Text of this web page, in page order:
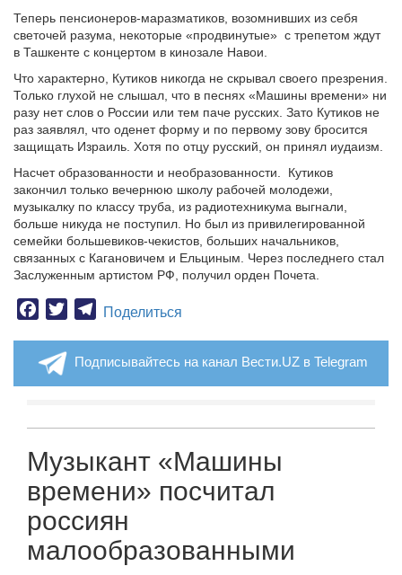
Теперь пенсионеров-маразматиков, возомнивших из себя
светочей разума, некоторые «продвинутые» с трепетом ждут
в Ташкенте с концертом в кинозале Навои.
Что характерно, Кутиков никогда не скрывал своего презрения.
Только глухой не слышал, что в песнях «Машины времени» ни
разу нет слов о России или тем паче русских. Зато Кутиков не
раз заявлял, что оденет форму и по первому зову бросится
защищать Израиль. Хотя по отцу русский, он принял иудаизм.
Насчет образованности и необразованности. Кутиков
закончил только вечернюю школу рабочей молодежи,
музыкалку по классу труба, из радиотехникума выгнали,
больше никуда не поступил. Но был из привилегированной
семейки большевиков-чекистов, больших начальников,
связанных с Кагановичем и Ельциным. Через последнего стал
Заслуженным артистом РФ, получил орден Почета.
Facebook
TwitterTelegram
Поделиться
Подписывайтесь на канал Вести.UZ в Telegram
Музыкант «Машины
времени» посчитал
россиян
малообразованными